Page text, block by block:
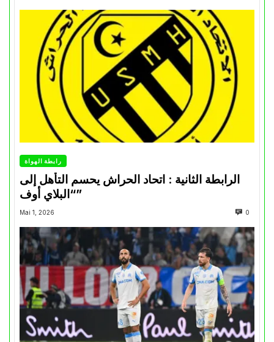
رابطة الهواة
الرابطة الثانية : اتحاد الحراش يحسم التأهل إلى
“البلاي أوف”
Mai 1, 2026 0